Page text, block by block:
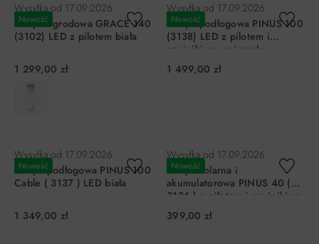
Nowość
Wysyłka od 17.09.2026
Lampa ogrodowa GRACE 140
(3102) LED z pilotem biała
1 299,00 zł
Nowość
Wysyłka od 17.09.2026
Lampa podłogowa PINUS 100
(3138) LED z pilotem i
czujnikiem zmierzchu
1 499,00 zł
Nowość
Wysyłka od 17.09.2026
Lampa podłogowa PINUS 100
Cable ( 3137 ) LED biała
1 349,00 zł
Nowość
Wysyłka od 17.09.2026
Lampa solarna i
akumulatorowa PINUS 40 (
3136 ) z pilotem i czujnikiem
zmierzchu
399,00 zł